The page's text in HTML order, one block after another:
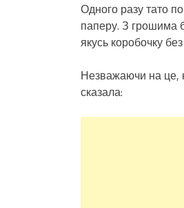
Одного разу тато
паперу. З грошима
якусь коробочку
Незважаючи на це,
сказала: